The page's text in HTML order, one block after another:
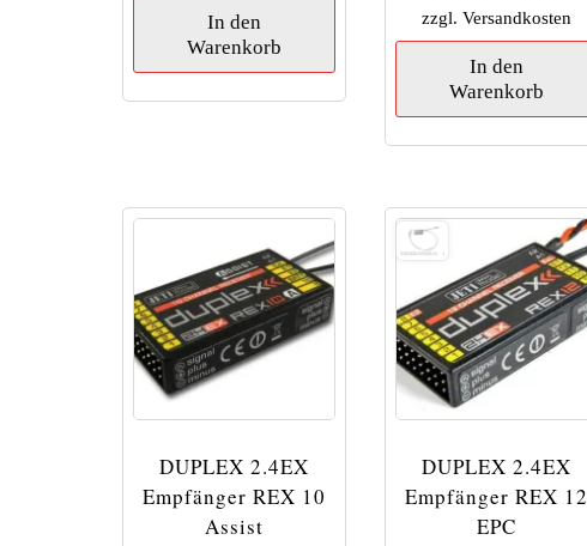
In den
Warenkorb
zzgl. Versandkosten
In den
Warenkorb
DUPLEX 2.4EX
Empfänger REX 10
Assist
DUPLEX 2.4EX
Empfänger REX 12
EPC